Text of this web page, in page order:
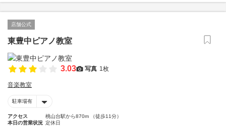
店舗公式
東豊中ピアノ教室
3.03 写真 1枚
音楽教室
駐車場有
アクセス
桃山台駅から870m （徒歩11分）
本日の営業状況 定休日